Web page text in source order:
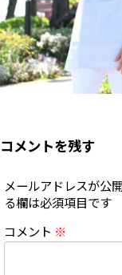
コメントを残す
メールアドレスが公
る欄は必須項目です
コメント ※